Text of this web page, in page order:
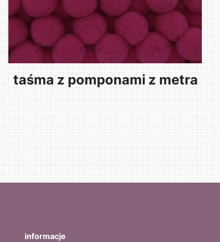
taśma z pomponami z metra
informacje